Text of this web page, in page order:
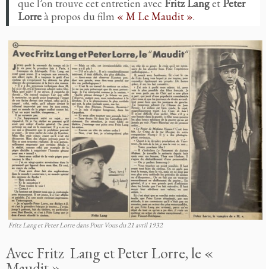
que l’on trouve cet entretien avec Fritz Langet Peter
Lorreà propos du film « M Le Maudit ».
Fritz Lang et Peter Lorre dans Pour Vous du 21 avril 1932
Avec Fritz Lang et Peter Lorre, le «